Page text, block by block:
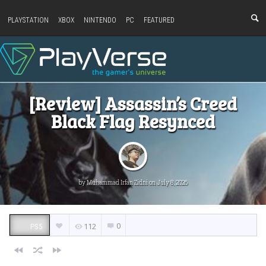
PLAYSTATION XBOX NINTENDO PC FEATURED
[Review] Assassin’s Creed
Black Flag Resynced
byMuhammad Irfan Zidnion July 8, 2026
PS5 112 0